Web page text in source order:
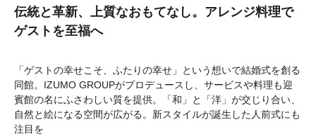
撒くのですぐ下のゲストは見えないけれど上から降ってくる感
覚だったようで、式場をすぐ出たところから撒いたら新郎新婦
の全身も見えて良いのではないかとの声もありました。 オリ
幸せな一日になりました。 ご縁をいただいた大国主大神様に
結婚の報告ができたことも大変嬉しかったです。 ゲストの方
からも、とても素敵な式だったとか、いい会場だったとか、楽
しい時間だったと嬉しい感想をいただけました。八雲迎賓館で
式をしてよかったです。
伝統と革新、上質なおもてなし。アレンジ料理で
ゲストを至福へ
「ゲストの幸せこそ、ふたりの幸せ」という想いで結婚式を創る
同館。IZUMO GROUPがプロデュースし、サービスや料理も迎
賓館の名にふさわしい質を提供。「和」と「洋」が交じり合い、
自然と絵になる空間が広がる。新スタイルが誕生した人前式にも
注目を